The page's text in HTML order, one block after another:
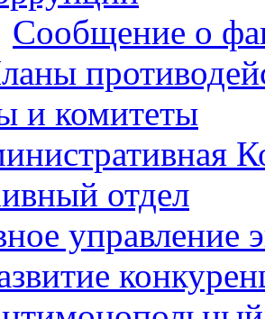
Сообщение о
и комитеты
отдел
управление